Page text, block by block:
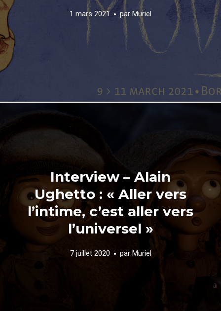
1 mars 2021 par Muriel
Interview – Alain
Ughetto : « Aller vers
l’intime, c’est aller vers
l’universel »
7 juillet 2020 par Muriel